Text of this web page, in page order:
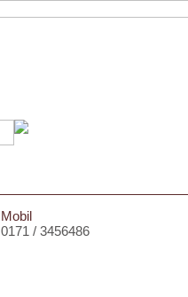
Mobil
0171 / 3456486